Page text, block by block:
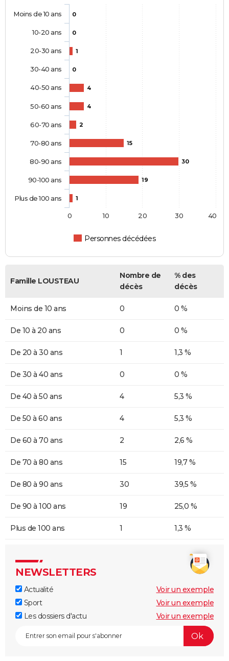
0
0
1
0
4
4
2
15
30
19
1
Personnes décédées
Moins de 10 ans
10-20 ans
20-30 ans
30-40 ans
40-50 ans
50-60 ans
60-70 ans
70-80 ans
80-90 ans
90-100 ans
Plus de 100 ans
0 10 20 30 40
Famille LOUSTEAU
Nombre de
décès
% des
décès
Moins de 10 ans 0 0 %
De 10 à 20 ans 0 0 %
De 20 à 30 ans 1 1,3 %
De 30 à 40 ans 0 0 %
De 40 à 50 ans 4 5,3 %
De 50 à 60 ans 4 5,3 %
De 60 à 70 ans 2 2,6 %
De 70 à 80 ans 15 19,7 %
De 80 à 90 ans 30 39,5 %
De 90 à 100 ans 19 25,0 %
Plus de 100 ans 1 1,3 %
NEWSLETTERS
Actualité
Voir un exemple
Sport
Voir un exemple
Les dossiers d'actu
Voir un exemple